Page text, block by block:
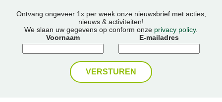
Ontvang ongeveer 1x per week onze nieuwsbrief met acties,
nieuws & activiteiten!
We slaan uw gegevens op conform onze privacy policy.
Voornaam
E-mailadres